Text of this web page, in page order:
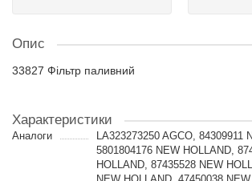
Опис
33827 Фільтр паливний
Характеристики
Аналоги
LA323273250 AGCO, 84309911
5801804176 NEW HOLLAND,
HOLLAND, 87435528 NEW